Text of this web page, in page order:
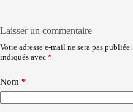
Laisser un commentaire
Votre adresse e-mail ne sera pas publiée.
indiqués avec *
Nom *